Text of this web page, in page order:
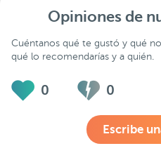
Opiniones de
Cuéntanos qué te gustó y qué
qué lo recomendarías y a quién.
0 0
Escribe